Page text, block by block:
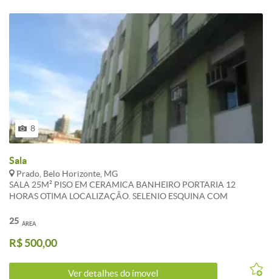
8
Sala
Prado, Belo Horizonte, MG
SALA 25M² PISO EM CERAMICA BANHEIRO PORTARIA 12
HORAS OTIMA LOCALIZAÇÃO. SELENIO ESQUINA COM
ÁREA
25
R$ 500,00
Ver detalhes do ímovel